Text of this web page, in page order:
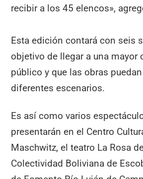
recibir a los 45 elencos»,
Esta edición contará con seis
objetivo de llegar a una mayor
público y que las obras
diferentes escenarios.
Es así como varios
presentarán en el Centro
Maschwitz, el teatro La Rosa
Colectividad Boliviana de